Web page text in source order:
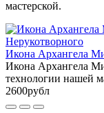
мастерской.
Икона Архангела
Икона Архангела
технологии нашей
2600рубл